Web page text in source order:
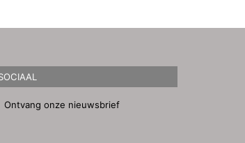
Ontvang onze nieuwsbrief